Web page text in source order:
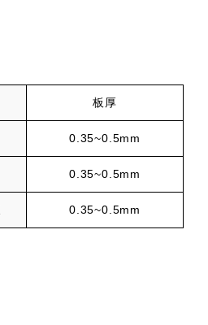
板厚
0.35~0.5mm
0.35~0.5mm
0.35~0.5mm